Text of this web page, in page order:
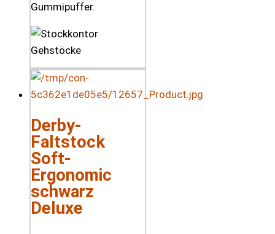
Gummipuffer.
Derby-
Faltstock
Soft-
Ergonomic
schwarz
Deluxe